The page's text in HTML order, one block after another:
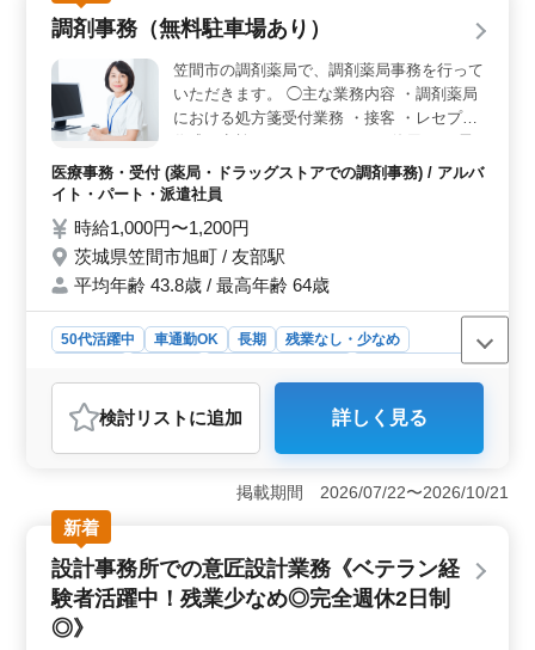
かしながら、新しい環境でさらなるスキルアップを図る
ことができます。 ＜充実した福利厚生で安心の働き
方＞ 年収200万円〜300万円、時給1,000円〜1,400円と
いう給与水準に加えて、実費支給の通勤手当や福利厚生
が充実しています。週2〜5日の柔軟な勤務日数や180分の
長い休憩時間など、働きやすい環境が整っていま
す。 ＜車通勤OKで通勤の負担を軽減＞ 車通勤が可
能なので、通勤の負担を軽減できるのに加え、水戸駅か
らもアクセスが良く、通勤の便利さも魅力の一つです。
経験豊富な方にとって、安心して働ける環境が整ってい
ます。
調剤事務（無料駐車場あり）
笠間市の調剤薬局で、調剤薬局事務を行って
いただきます。 ◯主な業務内容 ・調剤薬局
における処方箋受付業務 ・接客 ・レセプト
話対応 ・清掃 ◎ブランクがある方にはスタ
ッフが丁寧に指導いたしますので安心してご
談に応じます。 ◎マイカー通勤：無料駐車
場有り マイカー通勤OK！ 通勤ストレスも
少なく、快適に働ける職場です。
医療事務・受付 (薬局・ドラッグストアでの調剤事務) / アルバ
イト・パート・派遣社員
時給1,000円〜1,200円
茨城県笠間市旭町 / 友部駅
平均年齢 43.8歳 / 最高年齢 64歳
50代活躍中 車通勤OK 長期
残業なし・少なめ
医療事務・受付
おすすめポイント
＜マイカー通勤＆無料駐車場で通勤楽々＞ 無料駐車場
が完備されており、マイカー通勤が可能です。通勤のス
トレスを軽減できます。また、通勤手当も実費支給され
るため、交通費の負担を気にすることなく働ける点も魅
力です。 ＜柔軟な勤務時間と働きやすい環境＞ 終
業時間や日数の相談が可能なため、ライフスタイルに合
わせた働き方ができます。週3〜5日勤務で、家庭や他の
活動との両立がしやすく、特にブランクがある方でも安
心して働ける環境です。 ＜安定した職場とサポート
体制＞ 経験がある方はもちろん、ブランクがあっても
検討リスト に追加 詳しく見る
掲載期間 2026/07/22〜2026/10/21
新着
設計事務所での意匠設計業務《ベテラン経
験者活躍中！残業少なめ◎完全週休2日制
◎》